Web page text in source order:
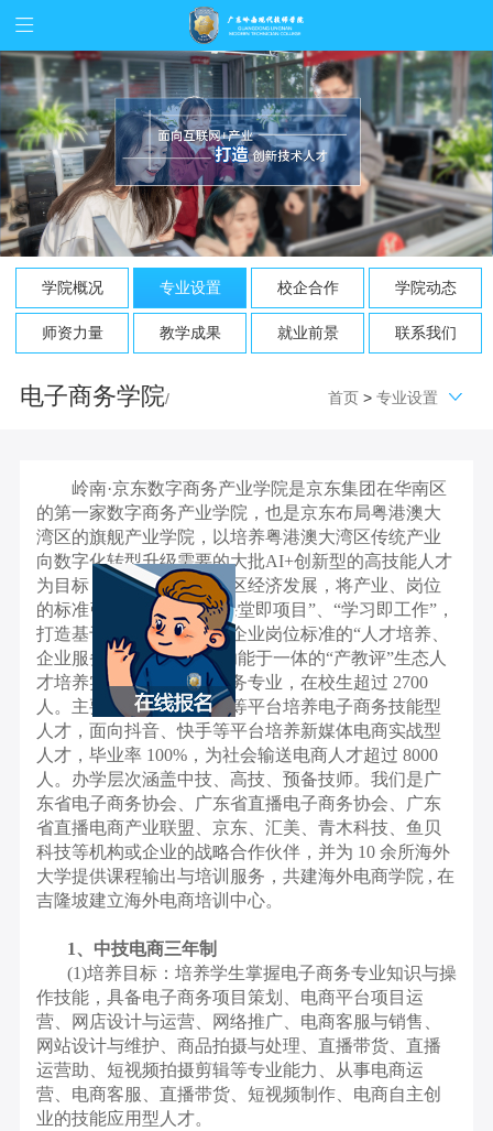
学院概况 专业设置 校企合作 学院动态
师资力量 教学成果 就业前景 联系我们
电子商务学院/ 首页 >专业设置
岭南·京东数字商务产业学院是京东集团在华南区
的第一家数字商务产业学院，也是京东布局粤港澳大
湾区的旗舰产业学院，以培养粤港澳大湾区传统产业
向数字化转型升级需要的大批AI+创新型的高技能人才
为目标，立足粤港澳大湾区经济发展，将产业、岗位
的标准引入教学，实现“课堂即项目”、“学习即工作”，
打造基于产业发展需求和企业岗位标准的“人才培养、
企业服务、学生创业”等功能于一体的“产教评”生态人
才培养实体。下设电子商务专业，在校生超过 2700
人。主要面向天猫、京东等平台培养电子商务技能型
人才，面向抖音、快手等平台培养新媒体电商实战型
人才，毕业率 100%，为社会输送电商人才超过 8000
人。办学层次涵盖中技、高技、预备技师。我们是广
东省电子商务协会、广东省直播电子商务协会、广东
省直播电商产业联盟、京东、汇美、青木科技、鱼贝
科技等机构或企业的战略合作伙伴，并为 10 余所海外
大学提供课程输出与培训服务，共建海外电商学院 , 在
吉隆坡建立海外电商培训中心。
1、中技电商三年制
(1)培养目标：培养学生掌握电子商务专业知识与操
作技能，具备电子商务项目策划、电商平台项目运
营、网店设计与运营、网络推广、电商客服与销售、
网站设计与维护、商品拍摄与处理、直播带货、直播
运营助、短视频拍摄剪辑等专业能力、从事电商运
营、电商客服、直播带货、短视频制作、电商自主创
业的技能应用型人才。